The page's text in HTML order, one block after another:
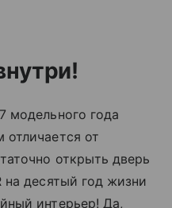
модельного года
отличается от
открыть дверь
на десятый год жизни
интерьер! Да,